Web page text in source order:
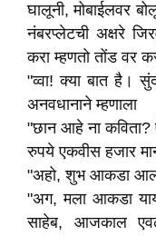
घालूनी, मोबाईलवर
नंबरप्लेटची अक्षरे
करा म्हणतो तोंड वर
"व्वा! क्या बात है।
अनवधानाने म्हणाला
"छान आहे ना कविता?
रुपये एकवीस हजार
"अहो, शुभ आकडा
"अग, मला आकडा
साहेब, आजकाल